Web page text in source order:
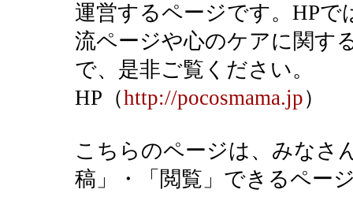
運営するページです。HPで
流ページや心のケアに関す
で、是非ご覧ください。
HP（http://pocosmama.jp）
こちらのページは、みなさ
稿」・「閲覧」できるペー